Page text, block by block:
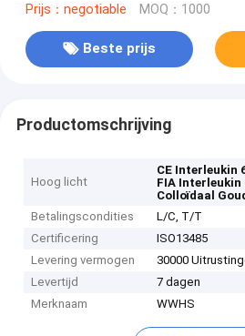
Prijs：negotiable MOQ：1000
Beste prijs
Productomschrijving
Hoog licht
CE Interleukin
FIA
Colloïdaal
Betalingscondities
L/C, T/T
Certificering
ISO13485
Levering vermogen
30000
Levertijd
7 dagen
Merknaam
WWHS